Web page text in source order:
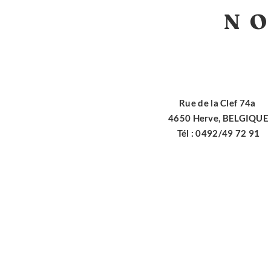
Rue de la Clef 74a
4650 Herve, BELGIQUE
Tél : 0492/49 72 91